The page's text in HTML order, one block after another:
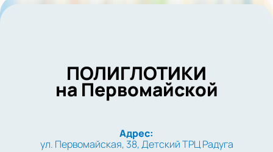
ПОЛИГЛОТИКИ
на Первомайской
Адрес:
ул. Первомайская, 38, Детский ТРЦ Радуга